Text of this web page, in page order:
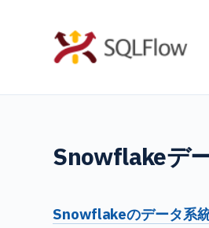
Snowflakeデ
Snowflakeのデータ系